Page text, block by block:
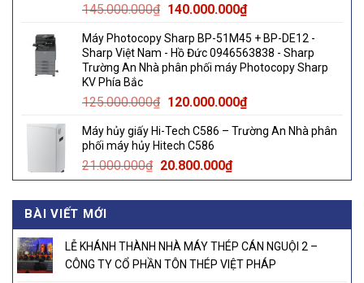
145.000.000₫ Original
was:
145.000.000₫.
140.000.000₫Current
is:
140.000.000₫.
Máy Photocopy Sharp BP-51M45 + BP-DE12 -
Sharp Việt Nam - Hồ Đức 0946563838 - Sharp
Trường An Nhà phân phối máy Photocopy Sharp
KV Phía Bắc
125.000.000₫ Original
was:
125.000.000₫.
120.000.000₫Current
is:
Máy hủy giấy Hi-Tech C586 – Trường An Nhà phân
phối máy hủy Hitech C586
21.000.000₫ Original
price
was:
20.800.000₫Current
price
is:
BÀI VIẾT MỚI
LỄ KHÁNH THÀNH NHÀ MÁY THÉP CÁN NGUỘI 2 –
CÔNG TY CỔ PHẦN TÔN THÉP VIỆT PHÁP